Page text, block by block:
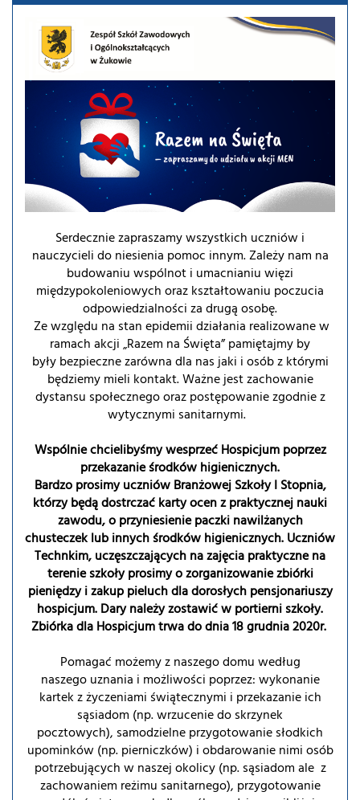
Serdecznie zapraszamy wszystkich uczniów i
nauczycieli do niesienia pomoc innym. Zależy nam na
budowaniu wspólnot i umacnianiu więzi
międzypokoleniowych oraz kształtowaniu poczucia
odpowiedzialności za drugą osobę.
Ze względu na stan epidemii działania realizowane w
ramach akcji „Razem na Święta” pamiętajmy by
były bezpieczne zarówna dla nas jaki i osób z którymi
będziemy mieli kontakt. Ważne jest zachowanie
dystansu społecznego oraz postępowanie zgodnie z
wytycznymi sanitarnymi.
Wspólnie chcielibyśmy wesprzeć Hospicjum poprzez
przekazanie środków higienicznych.
Bardzo prosimy uczniów Branżowej Szkoły I Stopnia,
którzy będą dostrczać karty ocen z praktycznej nauki
zawodu, o przyniesienie paczki nawilżanych
chusteczek lub innych środków higienicznych. Uczniów
Technkim, uczęszczających na zajęcia praktyczne na
terenie szkoły prosimy o zorganizowanie zbiórki
pieniędzy i zakup pieluch dla dorosłych pensjonariuszy
hospicjum. Dary należy zostawić w portierni szkoły.
Zbiórka dla Hospicjum trwa do dnia 18 grudnia 2020r.
Pomagać możemy z naszego domu według
naszego uznania i możliwości poprzez: wykonanie
kartek z życzeniami świątecznymi i przekazanie ich
sąsiadom (np. wrzucenie do skrzynek
pocztowych), samodzielne przygotowanie słodkich
upominków (np. pierniczków) i obdarowanie nimi osób
potrzebujących w naszej okolicy (np. sąsiadom ale z
zachowaniem reżimu sanitarnego), przygotowanie